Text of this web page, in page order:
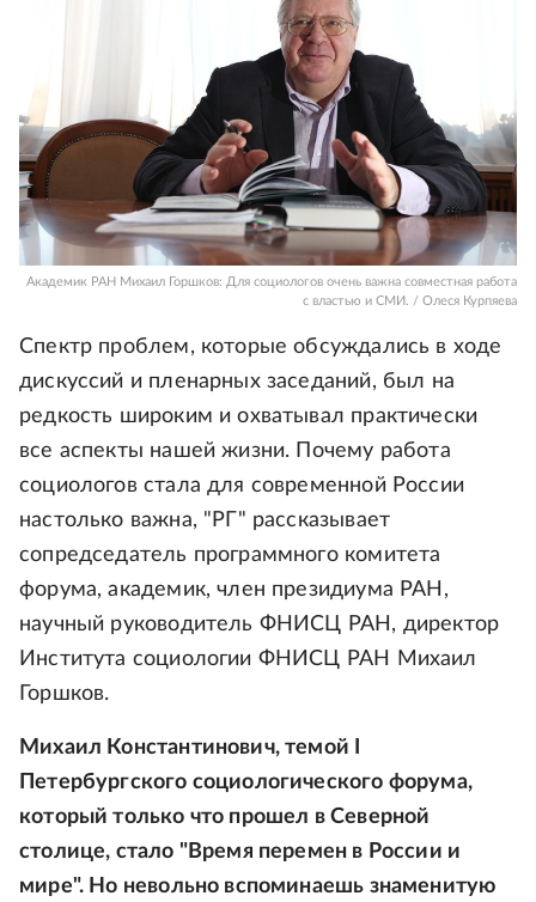
Академик РАН Михаил Горшков: Для социологов очень важна совместная работа
с властью и СМИ. / Олеся Курпяева
Спектр проблем, которые обсуждались в ходе
дискуссий и пленарных заседаний, был на
редкость широким и охватывал практически
все аспекты нашей жизни. Почему работа
социологов стала для современной России
настолько важна, "РГ" рассказывает
сопредседатель программного комитета
форума, академик, член президиума РАН,
научный руководитель ФНИСЦ РАН, директор
Института социологии ФНИСЦ РАН Михаил
Горшков.
Михаил Константинович, темой I
Петербургского социологического форума,
который только что прошел в Северной
столице, стало "Время перемен в России и
мире". Но невольно вспоминаешь знаменитую